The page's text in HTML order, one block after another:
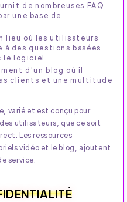
de nombreuses FAQ
une base de
lieu où les utilisateurs
des questions basées
le logiciel.
d'un blog où il
clients et une multitude
varié et est conçu pour
utilisateurs, que ce soit
Les ressources
vidéo et le blog, ajoutent
service.